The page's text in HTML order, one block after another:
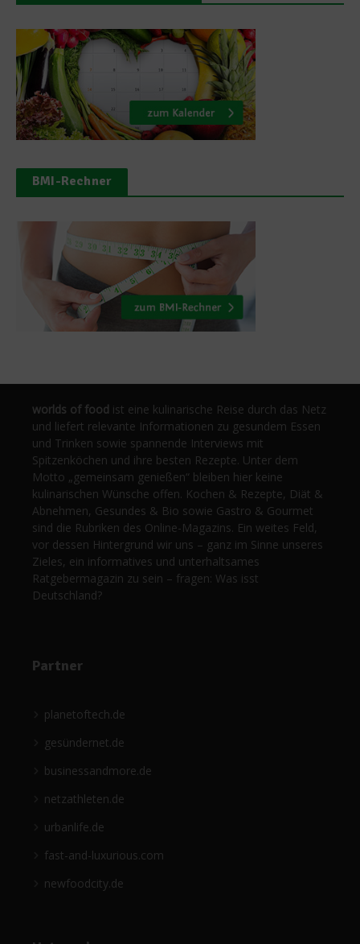
BMI-Rechner
worlds of food ist eine kulinarische Reise durch das Netz
und liefert relevante Informationen zu gesundem Essen
und Trinken sowie spannende Interviews mit
Spitzenköchen und ihre besten Rezepte. Unter dem
Motto „gemeinsam genießen“ bleiben hier keine
kulinarischen Wünsche offen. Kochen & Rezepte, Diät &
Abnehmen, Gesundes & Bio sowie Gastro & Gourmet
sind die Rubriken des Online-Magazins. Ein weites Feld,
vor dessen Hintergrund wir uns – ganz im Sinne unseres
Zieles, ein informatives und unterhaltsames
Ratgebermagazin zu sein – fragen: Was isst
Deutschland?
Partner
planetoftech.de
gesündernet.de
businessandmore.de
netzathleten.de
urbanlife.de
fast-and-luxurious.com
newfoodcity.de